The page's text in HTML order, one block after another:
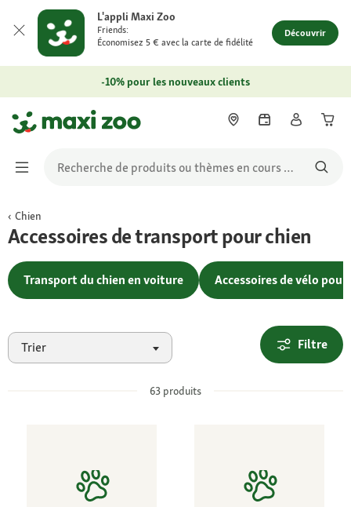
L'appli Maxi Zoo
Friends:
Économisez 5 € avec la carte de fidélité
Découvrir
-10% pour les nouveaux clients
Chien
Accessoires de transport pour chien
Transport du chien en voiture Accessoires de vélo pour
Trier Filtre
63 produits